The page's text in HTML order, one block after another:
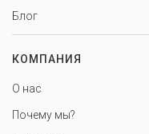
Блог
КОМПАНИЯ
О нас
Почему мы?